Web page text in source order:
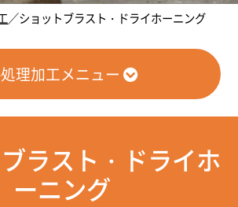
／ショットブラスト・ドライホーニング
理加工メニュー
ラスト・ドライホ
ーニング